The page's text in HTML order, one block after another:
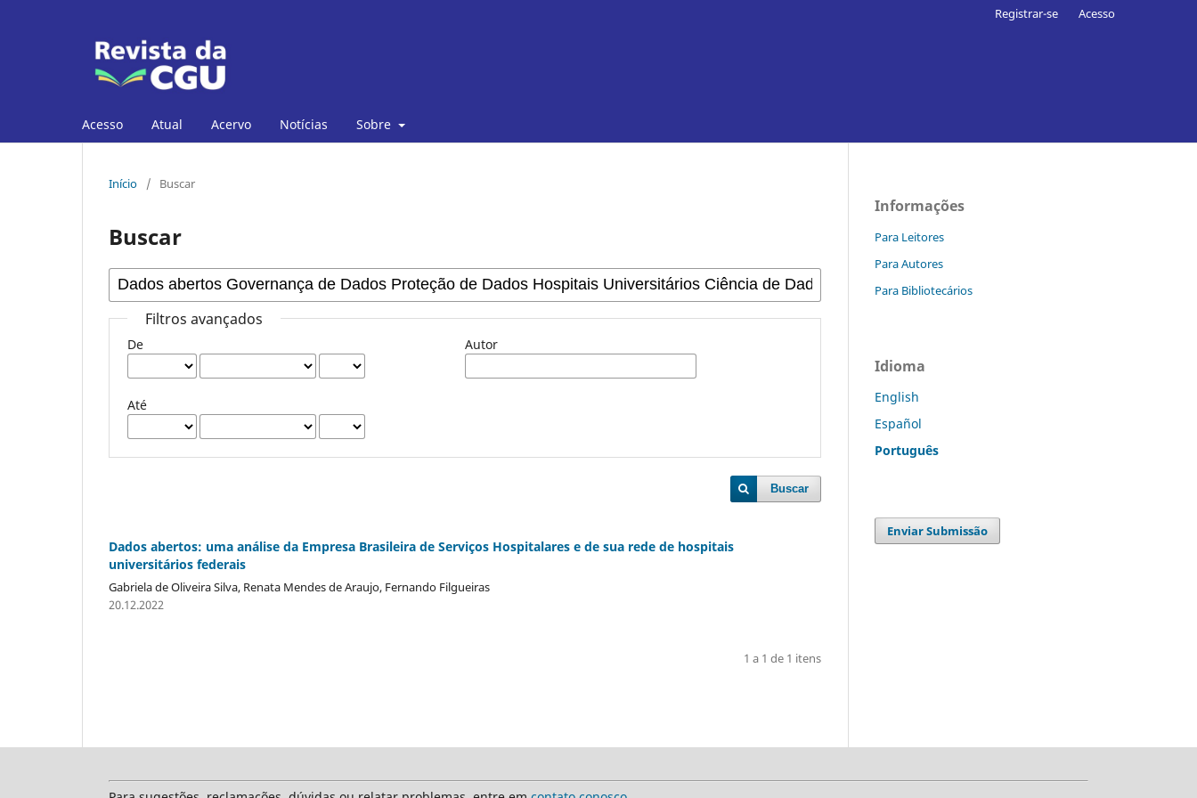
Acesso Atual Acervo Notícias Sobre
Registrar-se Acesso
Início / Buscar
Buscar
Filtros avançados
De
Até
Autor
Buscar
Dados abertos: uma análise da Empresa Brasileira de Serviços Hospitalares e de sua rede de hospitais
universitários federais
Gabriela de Oliveira Silva, Renata Mendes de Araujo, Fernando Filgueiras
20.12.2022
1 a 1 de 1 itens
Informações
Para Leitores
Para Autores
Para Bibliotecários
Idioma
English
Español
Português
Enviar Submissão